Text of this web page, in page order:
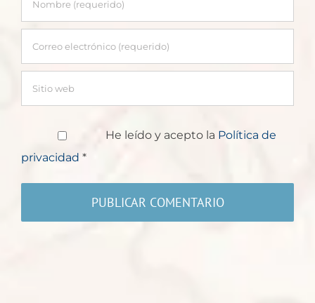
He leído y acepto la Política de
privacidad *